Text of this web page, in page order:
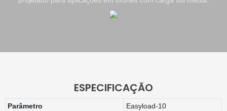
ESPECIFICAÇÃO
Parâmetro
Easyload-10